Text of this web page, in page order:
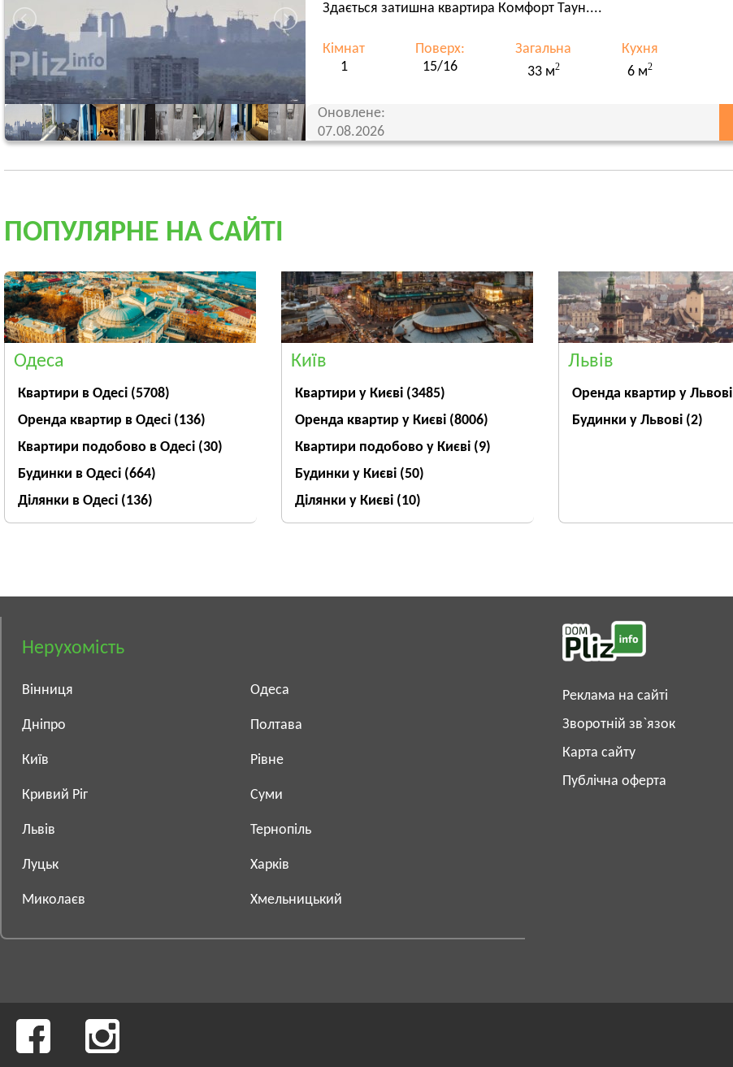
Здається затишна квартира Комфорт Таун....
Кімнат
1
Поверх:
15/16
Загальна
33 м2
Кухня
6 м2
Оновлене:
07.08.2026
ПОПУЛЯРНЕ НА САЙТІ
Одеса
Квартири в Одесі (5708)
Оренда квартир в Одесі (136)
Квартири подобово в Одесі (30)
Будинки в Одесі (664)
Ділянки в Одесі (136)
Київ
Квартири у Києві (3485)
Оренда квартир у Києві (8006)
Квартири подобово у Києві (9)
Будинки у Києві (50)
Ділянки у Києві (10)
Львів
Оренда квартир у Львові
Будинки у Львові (2)
Нерухомість
Вінниця
Дніпро
Київ
Кривий Ріг
Львів
Луцьк
Миколаєв
Одеса
Полтава
Рівне
Суми
Тернопіль
Харків
Хмельницький
Реклама на сайті
Зворотній зв`язок
Карта сайту
Публічна оферта